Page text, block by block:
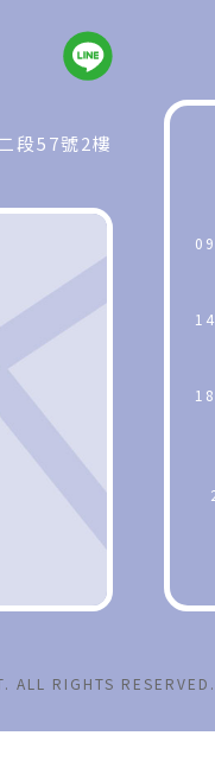
段57號2樓
ALL RIGHTS